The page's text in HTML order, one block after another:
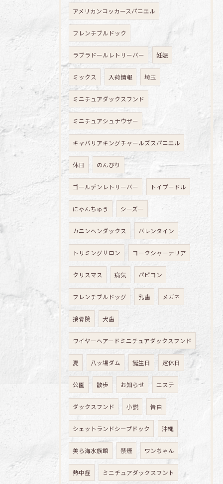
アメリカンコッカースパニエル
フレンチブルドック
ラブラドールレトリーバー 妊娠
ミックス 入荷情報 埼玉
ミニチュアダックスフンド
ミニチュアシュナウザー
キャバリアキングチャールズスパニエル
休日 のんびり
ゴールデンレトリーバー トイプードル
にゃんちゅう シーズー
カニンヘンダックス バレンタイン
トリミングサロン ヨークシャーテリア
クリスマス 病気 パピヨン
フレンチブルドッグ 乳歯 メガネ
接骨院 犬歯
ワイヤーヘアードミニチュアダックスフンド
夏 八ッ場ダム 誕生日 定休日
公園 散歩 お知らせ エステ
ダックスフンド 小説 告白
シェットランドシープドック 沖縄
美ら海水族館 禁煙 ワンちゃん
熱中症 ミニチュアダックスフント